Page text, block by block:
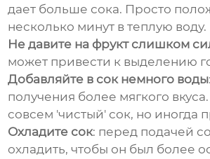
дает больше сока. Просто
несколько минут в теплую воду.
Не давите на фрукт слишком
может привести к выделению
Добавляйте в сок немного воды
получения более мягкого вкуса.
совсем 'чистый' сок, но иногда
Охладите сок: перед подачей
охладить, чтобы он был более